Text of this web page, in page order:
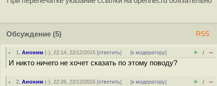
Обсуждение (5) RSS
1 ,Аноним (-), 22:14, 22/12/2015 [ответить] [к модератору] + / –
И никто ничего не хочет сказать по этому поводу?
2 ,Аноним (-), 22:26, 22/12/2015 [ответить] [к модератору] + / –